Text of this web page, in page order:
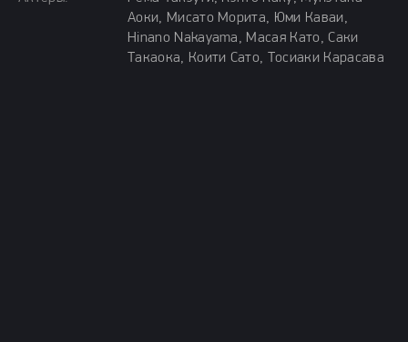
Аоки, Мисато Морита, Юми Каваи,
Hinano Nakayama, Масая Като, Саки
Такаока, Коити Сато, Тосиаки Карасава